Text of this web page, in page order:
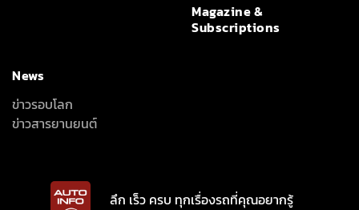
Magazine &
Subscriptions
News
ข่าวรอบโลก
ข่าวสารยานยนต์
ลึก เร็ว ครบ ทุกเรื่องรถที่คุณอยากรู้